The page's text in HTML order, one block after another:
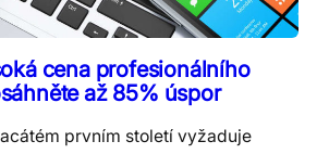
cena profesionálního
až 85% úspor
prvním století vyžaduje